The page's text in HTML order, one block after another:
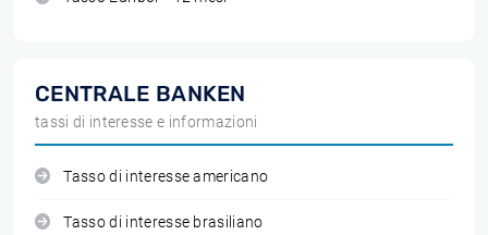
CENTRALE BANKEN
tassi di interesse e informazioni
Tasso di interesse americano
Tasso di interesse brasiliano